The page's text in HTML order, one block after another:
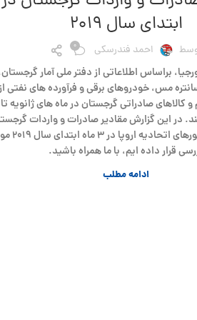
ابتدای سال ۲۰۱۹
احمد فندرسکی 0
براساس اطلاعاتی از دفتر ملی آمار
مس، خودروهای برقی و فرآورده های نفتی
و کالاهای صادراتی گرجستان در ماه های ژانویه تا
هستند. در این گزارش مقادیر صادرات و واردات
را خصوصا به کشورهای
قرار داده ایم، با ما همراه باشید.
ادامه مطلب